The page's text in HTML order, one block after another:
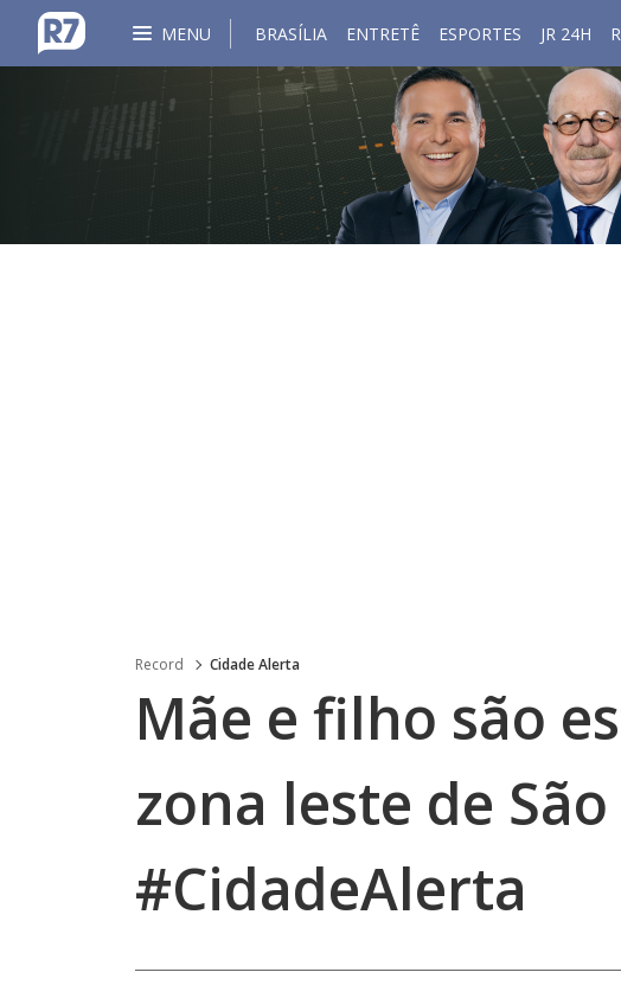
MENU BRASÍLIA ENTRETÊ ESPORTES JR 24H
Record Cidade Alerta
Mãe e filho são
zona leste de
#CidadeAlerta